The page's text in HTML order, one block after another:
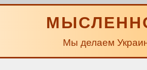
Мы делаем